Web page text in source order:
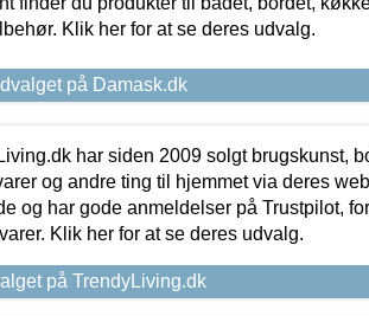
Klik her for at se deres udvalg.
på Damask.dk
har siden 2009 solgt brugskunst,
og andre ting til hjemmet via deres
og har gode anmeldelser på Trustpilot,
Klik her for at se deres udvalg.
på TrendyLiving.dk